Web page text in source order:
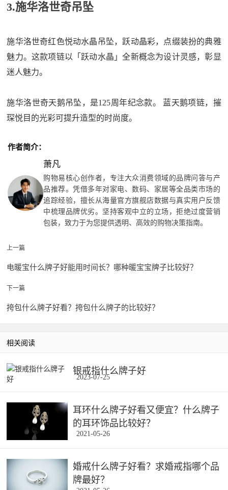
3.施华洛世奇吊坠
施华洛世奇红色悦动水晶吊坠，跃动晶彩，点缀装扮的典雅
魅力。这款项链以「跃动水晶」全新概念为设计灵感，彰显
迷人魅力。
施华洛世奇天鹅吊坠，是125周年纪念款。 蓝天鹅项链，摧
琛悦目的光彩可提升造型的时尚度。
作者简介：
萧凡
购物易核心创作者，专注大众消费领域的品牌问答与产
品推荐。凭借多年对家电、数码、家居等全品类市场的
追踪经验，擅长从海量官方旗舰店数据与真实用户反馈
中梳理品牌优劣。坚持客观中立的立场，拒绝过度营销
包装，致力于为您提供透明、高效的购物决策指南。
上一篇
电暖宝什么牌子好能用时间长？哪种暖宝宝牌子比较好？
下一篇
挎包什么牌子好看？挎包什么牌子的比较好？
相关阅读
银戒指什么牌子好
2023-07-25
耳环什么牌子好看又便宜？什么牌子
的耳环饰品比较好？
2021-05-26
婚戒什么牌子好看？求婚戒指哪个品
牌最好？